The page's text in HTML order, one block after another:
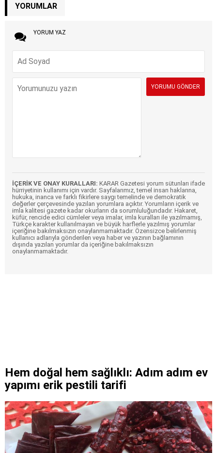
YORUMLAR
YORUM YAZ
İÇERİK VE ONAY KURALLARI: KARAR Gazetesi yorum sütunları ifade
hürriyetinin kullanımı için vardır. Sayfalarımız, temel insan haklarına,
hukuka, inanca ve farklı fikirlere saygı temelinde ve demokratik
değerler çerçevesinde yazılan yorumlara açıktır. Yorumların içerik ve
imla kalitesi gazete kadar okurların da sorumluluğundadır. Hakaret,
küfür, rencide edici cümleler veya imalar, imla kuralları ile yazılmamış,
Türkçe karakter kullanılmayan ve büyük harflerle yazılmış yorumlar
içeriğine bakılmaksızın onaylanmamaktadır. Özensizce belirlenmiş
kullanıcı adlarıyla gönderilen veya haber ve yazının bağlamının
dışında yazılan yorumlar da içeriğine bakılmaksızın
onaylanmamaktadır.
Hem doğal hem sağlıklı: Adım adım ev
yapımı erik pestili tarifi